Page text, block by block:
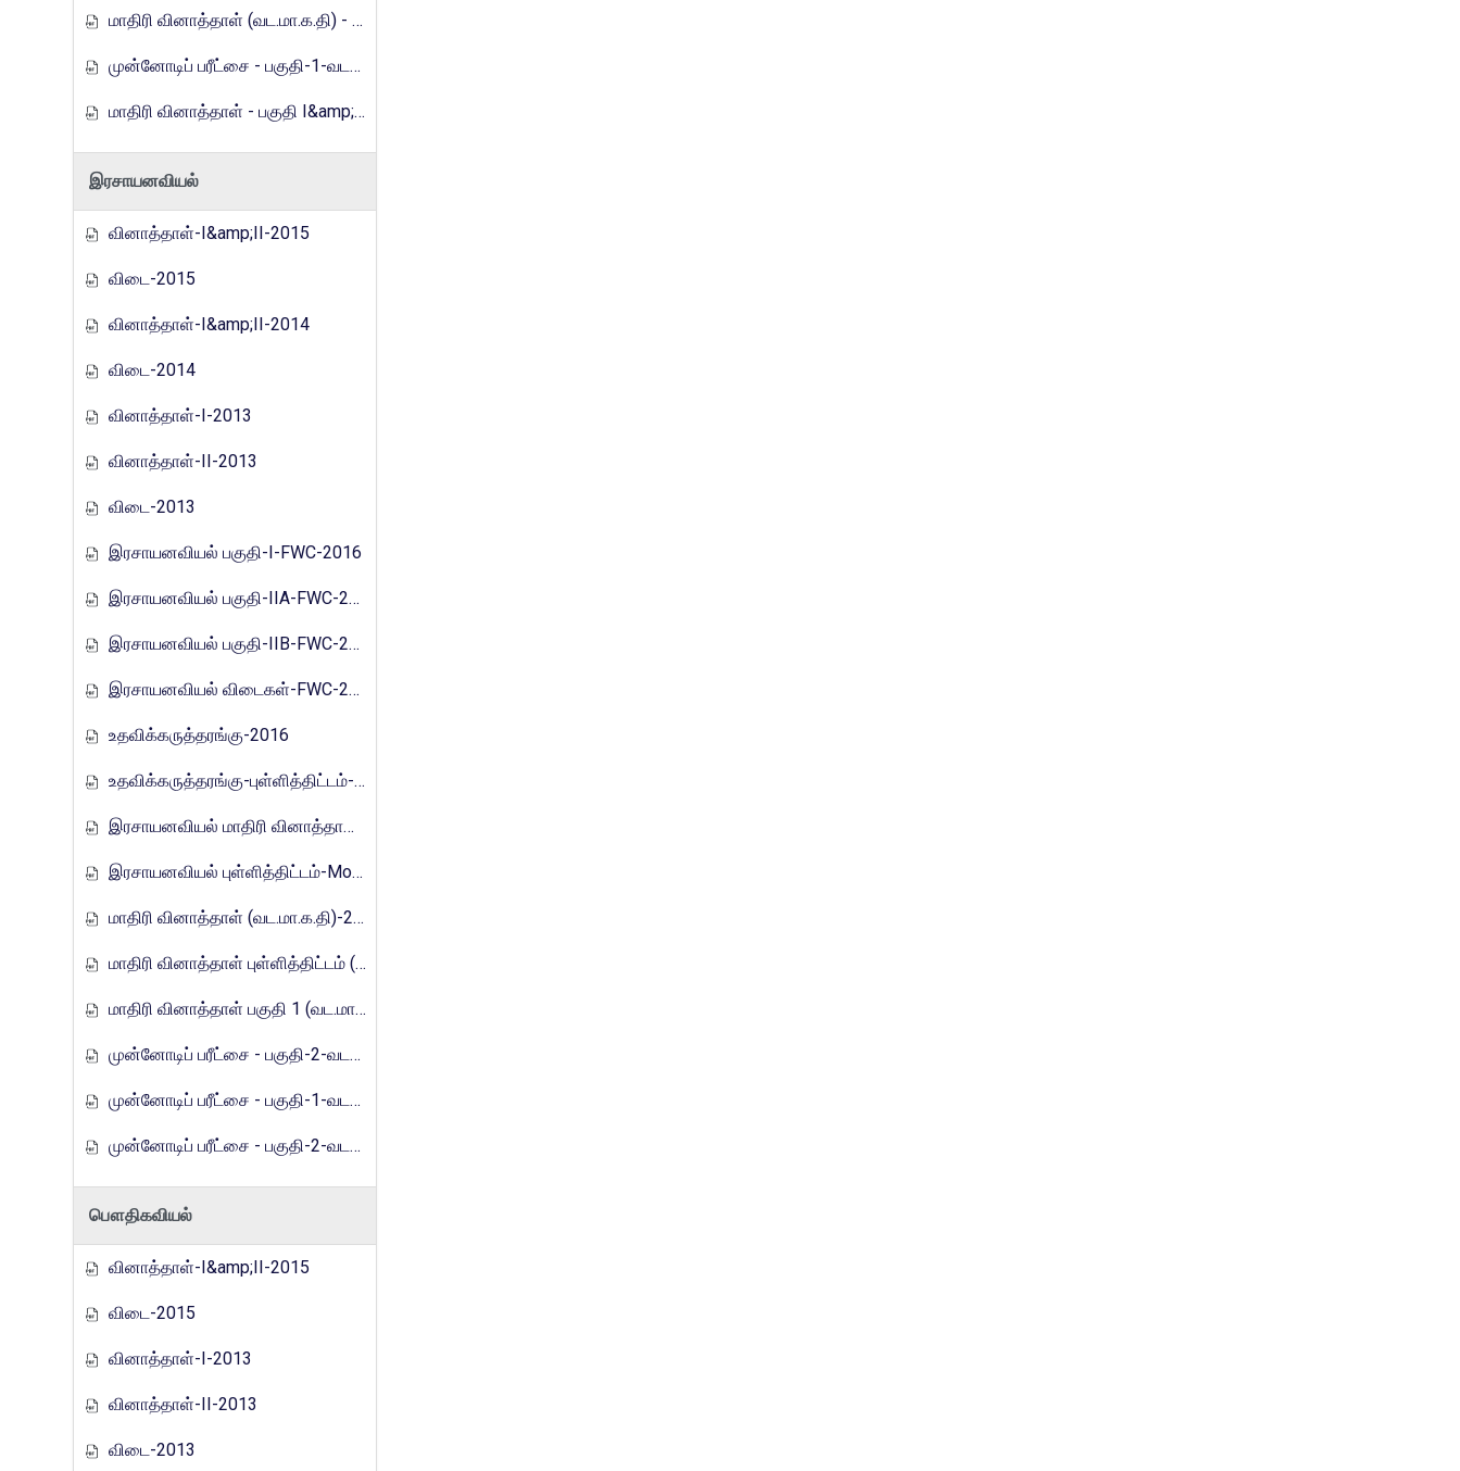
மாதிரி வினாத்தாள் (வட.மா.க.தி) - 2021
முன்னோடிப் பரீட்சை - பகுதி-1-வடமாகாணம்-2023
மாதிரி வினாத்தாள் - பகுதி I&amp;2 (வ.மா.க.தி)-2024
இரசாயனவியல்
வினாத்தாள்-I&amp;II-2015
விடை-2015
வினாத்தாள்-I&amp;II-2014
விடை-2014
வினாத்தாள்-I-2013
வினாத்தாள்-II-2013
விடை-2013
இரசாயனவியல் பகுதி-I-FWC-2016
இரசாயனவியல் பகுதி-IIA-FWC-2016
இரசாயனவியல் பகுதி-IIB-FWC-2016
இரசாயனவியல் விடைகள்-FWC-2016
உதவிக்கருத்தரங்கு-2016
உதவிக்கருத்தரங்கு-புள்ளித்திட்டம்-2016
இரசாயனவியல் மாதிரி வினாத்தாள்-Mora_E_Tamils_2017
இரசாயனவியல் புள்ளித்திட்டம்-Mora_E_Tamils_2017
மாதிரி வினாத்தாள் (வட.மா.க.தி)-2019
மாதிரி வினாத்தாள் புள்ளித்திட்டம் (வட.மா.க.தி)-2019
மாதிரி வினாத்தாள் பகுதி 1 (வட.மா.க.தி) - 2021
முன்னோடிப் பரீட்சை - பகுதி-2-வடமாகாணம்-2023
முன்னோடிப் பரீட்சை - பகுதி-1-வடமாகாணம்-2024
முன்னோடிப் பரீட்சை - பகுதி-2-வடமாகாணம்-2024
பௌதிகவியல்
வினாத்தாள்-I&amp;II-2015
விடை-2015
வினாத்தாள்-I-2013
வினாத்தாள்-II-2013
விடை-2013